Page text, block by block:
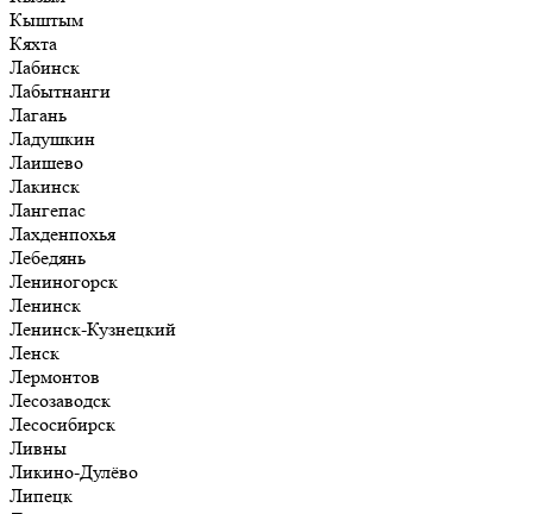
Кыштым
Кяхта
Лабинск
Лабытнанги
Лагань
Ладушкин
Лаишево
Лакинск
Лангепас
Лахденпохья
Лебедянь
Лениногорск
Ленинск
Ленинск-Кузнецкий
Ленск
Лермонтов
Лесозаводск
Лесосибирск
Ливны
Ликино-Дулёво
Липецк